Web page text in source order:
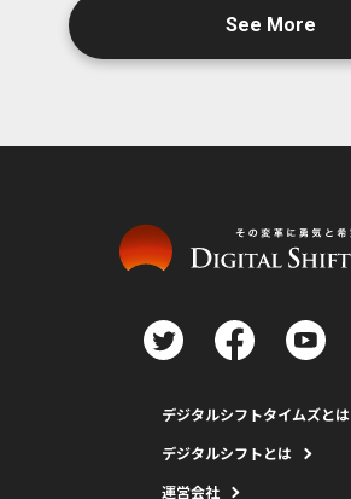
See More
デジタルシフトタイムズとは
デジタルシフトとは
運営会社